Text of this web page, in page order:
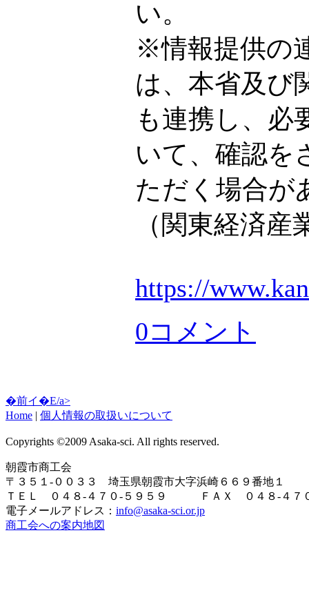
い。
※情報提供の
は、本省及び
も連携し、必
いて、確認を
ただく場合が
（関東経済
https://
0コメント
�前イ�E/a>
Home | 個人情報の取扱いについて
Copyrights ©2009 Asaka-sci. All rights reserved.
朝霞市商工会
〒３５１-００３３ 埼玉県朝霞市大字浜崎６６９番地１
ＴＥＬ ０４８-４７０-５９５９ ＦＡＸ ０４８-４７
電子メールアドレス： info@asaka-sci.or.jp
商工会への案内地図